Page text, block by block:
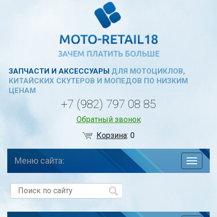
ЗАПЧАСТИ И АКСЕССУАРЫДЛЯ МОТОЦИКЛОВ,
КИТАЙСКИХ СКУТЕРОВ И МОПЕДОВ ПО НИЗКИМ
ЦЕНАМ
+7 (982) 797 08 85
Обратный звонок
Корзина:0
по
Меню сайта: